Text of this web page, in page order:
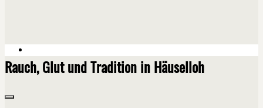
Rauch, Glut und Tradition in Häuselloh